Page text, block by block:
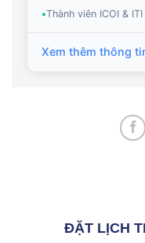
•Thành viên ICOI & ITI
Xem thêm thông
ĐẶT LỊCH